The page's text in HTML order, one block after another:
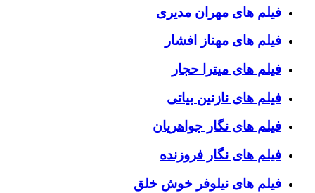
فیلم های مهران مدیری
فیلم های مهناز افشار
فیلم های میترا حجار
فیلم های نازنین بیاتی
فیلم های نگار جواهریان
فیلم های نگار فروزنده
فیلم های نیلوفر خوش خلق